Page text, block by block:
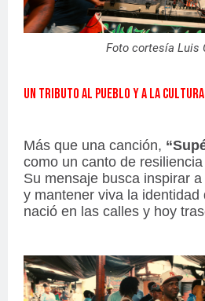
Foto cortesía Luis
UN TRIBUTO AL PUEBLO Y A LA CULTURA
Más que una canción,
como un canto de
Su mensaje busca inspirar
y mantener viva la identidad
nació en las calles y hoy